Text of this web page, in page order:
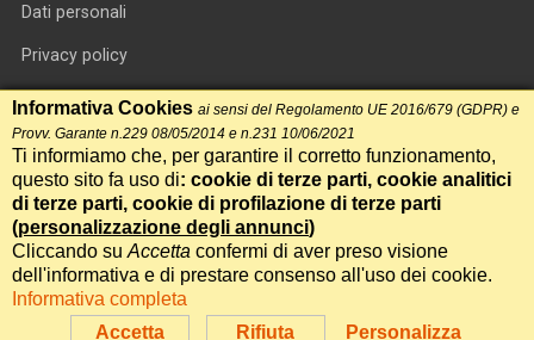
Dati personali
Privacy policy
Informativa cookie
RSS feed
RSS Top News
Contatti
International Communication S.r.l. • P.IVA 14478081004 • Testata
giornalistica n.191, reg. Tribunale di Roma del 14/12/2017
Accetta Rifiuta Personalizza
Informativa Cookies ai sensi del Regolamento UE 2016/679 (GDPR) e
Provv. Garante n.229 08/05/2014 e n.231 10/06/2021
Ti informiamo che, per garantire il corretto funzionamento,
questo sito fa uso di: cookie di terze parti, cookie analitici
di terze parti, cookie di profilazione di terze parti
(personalizzazione degli annunci)
Cliccando su Accetta confermi di aver preso visione
dell'informativa e di prestare consenso all'uso dei cookie.
Informativa completa